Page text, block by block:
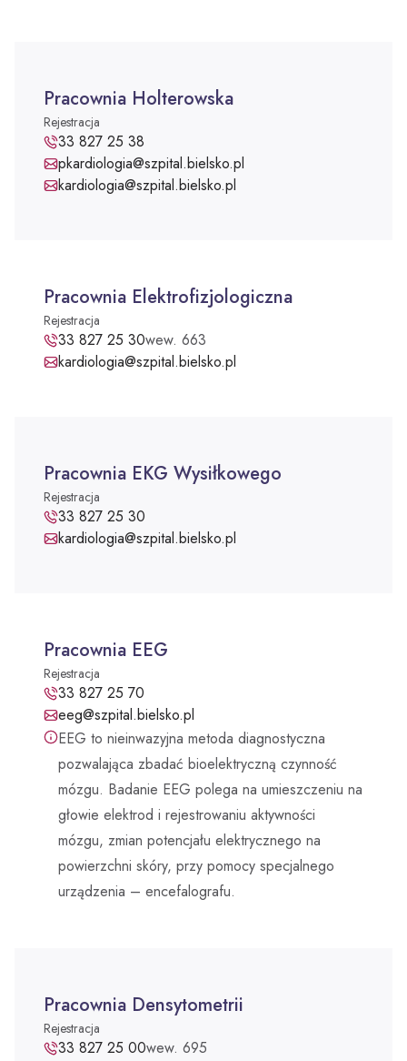
Pracownia Holterowska
Rejestracja
Pracownia Holterowska - telefon:
33 827 25 38
Adres e-mail:
pkardiologia@szpital.bielsko.pl
Adres e-mail:
kardiologia@szpital.bielsko.pl
Pracownia Elektrofizjologiczna
Rejestracja
Pracownia Elektrofizjologiczna - telefon:
33 827 25 30wew. 663
Adres e-mail:
kardiologia@szpital.bielsko.pl
Pracownia EKG Wysiłkowego
Rejestracja
Pracownia EKG Wysiłkowego - telefon:
33 827 25 30
Adres e-mail:
kardiologia@szpital.bielsko.pl
Pracownia EEG
Rejestracja
Pracownia EEG - telefon:
33 827 25 70
Adres e-mail:
eeg@szpital.bielsko.pl
EEG to nieinwazyjna metoda diagnostyczna
pozwalająca zbadać bioelektryczną czynność
mózgu. Badanie EEG polega na umieszczeniu na
głowie elektrod i rejestrowaniu aktywności
mózgu, zmian potencjału elektrycznego na
powierzchni skóry, przy pomocy specjalnego
urządzenia – encefalografu.
Pracownia Densytometrii
Rejestracja
Pracownia Densytometrii - telefon:
33 827 25 00wew. 695